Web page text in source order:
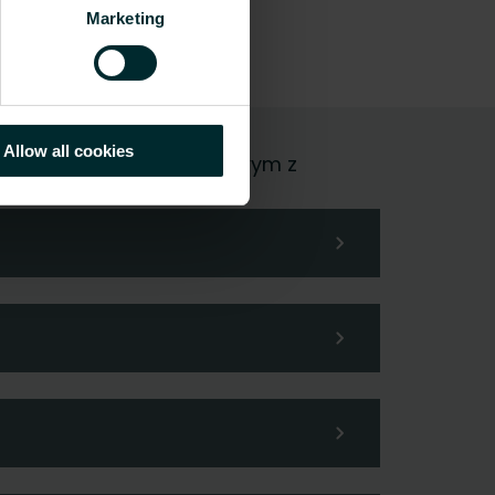
Marketing
Allow all cookies
użytkownikiem końcowym z